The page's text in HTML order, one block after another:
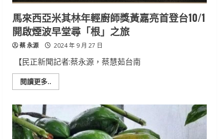
分
享
會」
持
續
關
懷
台
南
偏
馬來西亞米其林年輕廚師獎黃嘉亮首登台10/1
開啟煙波早堂尋「根」之旅
蔡 永源 2024 年 9 月 27 日
【民正新聞記者:蔡永源，蔡慧茹台南
閱讀更多..
more
西
亞
米
其